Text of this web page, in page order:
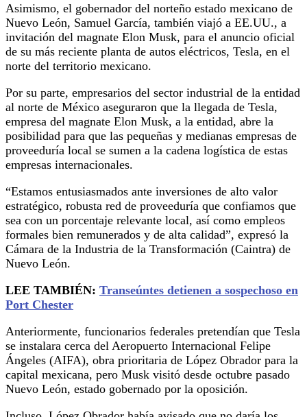
Asimismo, el gobernador del norteño estado mexicano de
Nuevo León, Samuel García, también viajó a EE.UU., a
invitación del magnate Elon Musk, para el anuncio oficial
de su más reciente planta de autos eléctricos, Tesla, en el
norte del territorio mexicano.
Por su parte, empresarios del sector industrial de la entidad
al norte de México aseguraron que la llegada de Tesla,
empresa del magnate Elon Musk, a la entidad, abre la
posibilidad para que las pequeñas y medianas empresas de
proveeduría local se sumen a la cadena logística de estas
empresas internacionales.
“Estamos entusiasmados ante inversiones de alto valor
estratégico, robusta red de proveeduría que confiamos que
sea con un porcentaje relevante local, así como empleos
formales bien remunerados y de alta calidad”, expresó la
Cámara de la Industria de la Transformación (Caintra) de
Nuevo León.
LEE TAMBIÉN: Transeúntes detienen a sospechoso en
Port Chester
Anteriormente, funcionarios federales pretendían que Tesla
se instalara cerca del Aeropuerto Internacional Felipe
Ángeles (AIFA), obra prioritaria de López Obrador para la
capital mexicana, pero Musk visitó desde octubre pasado
Nuevo León, estado gobernado por la oposición.